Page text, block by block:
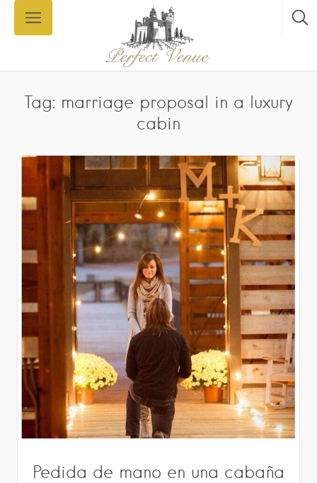
Tag: marriage proposal in a luxury
cabin
Pedida de mano en una cabaña